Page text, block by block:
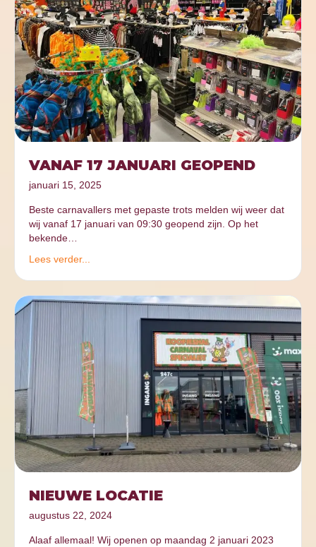
VANAF 17 JANUARI GEOPEND
januari 15, 2025
Beste carnavallers met gepaste trots melden wij weer dat
wij vanaf 17 januari van 09:30 geopend zijn. Op het
bekende…
Lees verder...
NIEUWE LOCATIE
augustus 22, 2024
Alaaf allemaal! Wij openen op maandag 2 januari 2023